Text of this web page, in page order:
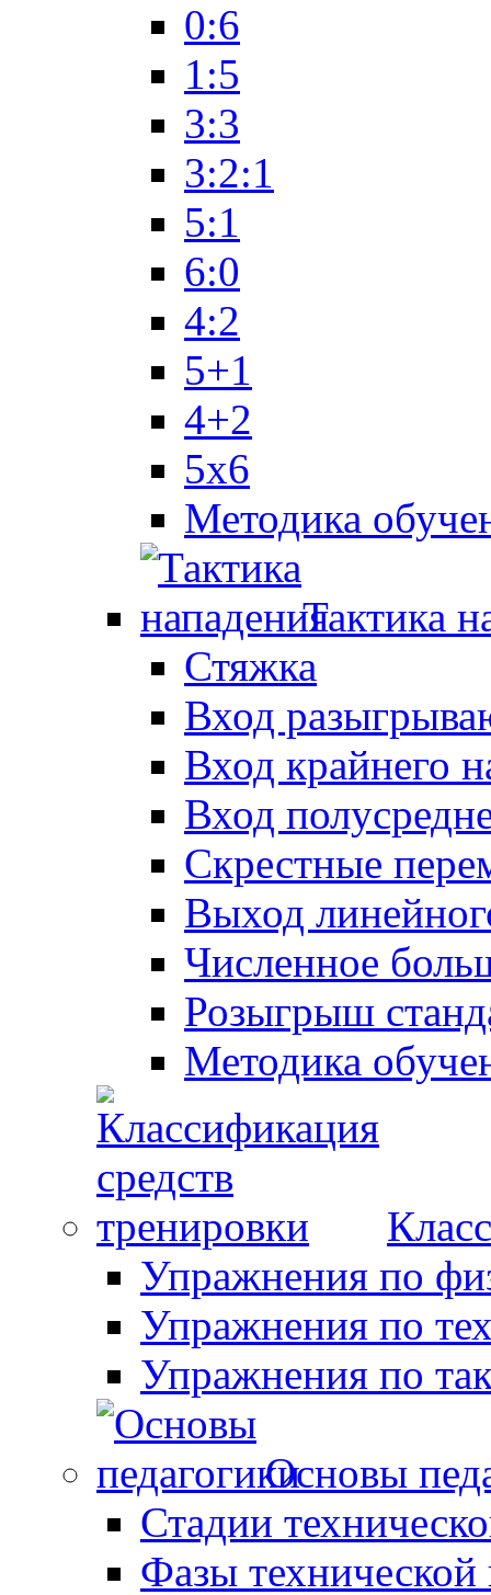
0:6
1:5
3:3
3:2:1
5:1
6:0
4:2
5+1
4+2
5x6
Методика
Тактика
Стяжка
Вход
Вход крайнего
Вход
Скрестные
Выход
Численное
Розыгрыш
Методика
Упражнения по
Упражнения по
Упражнения по
Основы
Стадии
Фазы технической